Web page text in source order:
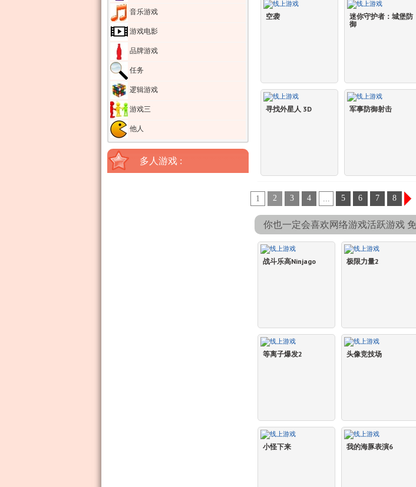
音乐游戏
游戏电影
品牌游戏
任务
逻辑游戏
游戏三
他人
多人游戏 :
空袭
迷你守护者：城堡防
御
寻找外星人 3D 军事防御射击
1 2 3 4 ... 5 6 7 8
你也一定会喜欢网络游戏活跃游戏
战斗乐高Ninjago 极限力量2
等离子爆发2 头像竞技场
小怪下来 我的海豚表演6